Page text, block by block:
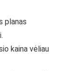
planas
kaina vėliau